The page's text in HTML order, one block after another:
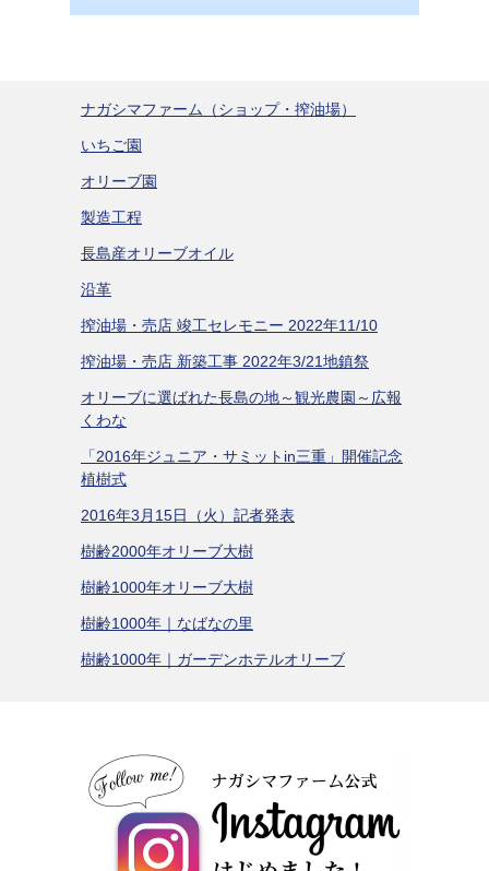
ナガシマファーム（ショップ・搾油場）
いちご園
オリーブ園
製造工程
長島産オリーブオイル
沿革
搾油場・売店 竣工セレモニー 2022年11/10
搾油場・売店 新築工事 2022年3/21地鎮祭
オリーブに選ばれた長島の地～観光農園～広報
くわな
「2016年ジュニア・サミットin三重」開催記念
植樹式
2016年3月15日（火）記者発表
樹齢2000年オリーブ大樹
樹齢1000年オリーブ大樹
樹齢1000年｜なばなの里
樹齢1000年｜ガーデンホテルオリーブ